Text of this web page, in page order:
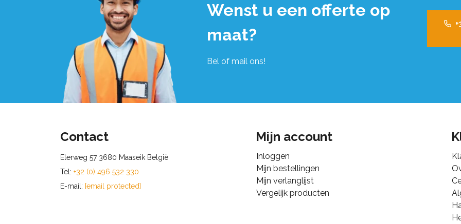
Wenst u een offerte op
maat?
Bel of mail ons!
Contact
Elerweg 57 3680 Maaseik België
Tel: +32 (0) 496 532 330
E-mail: [email protected]
Mijn account
Inloggen
Mijn bestellingen
Mijn verlanglijst
Vergelijk producten